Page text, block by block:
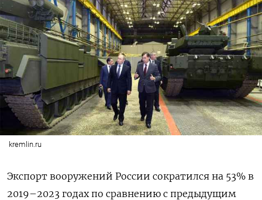
kremlin.ru
Экспорт вооружений России сократился на 53% в
2019–2023 годах по сравнению с предыдущим